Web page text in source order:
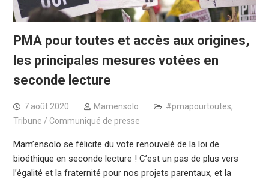
PMA pour toutes et accès aux origines,
les principales mesures votées en
seconde lecture
7 août 2020 Mamensolo #pmapourtoutes,
Tribune / Communiqué de presse
Mam’ensolo se félicite du vote renouvelé de la loi de
bioéthique en seconde lecture ! C’est un pas de plus vers
l’égalité et la fraternité pour nos projets parentaux, et la